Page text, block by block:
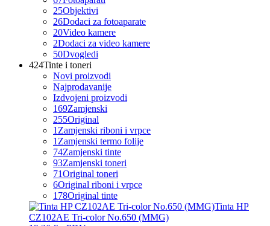
25Objektivi
26Dodaci za fotoaparate
20Video kamere
2Dodaci za video kamere
50Dvogledi
424Tinte i toneri
Novi proizvodi
Najprodavanije
Izdvojeni proizvodi
169Zamjenski
255Original
1 Zamjenski riboni i vrpce
1 Zamjenski termo folije
74Zamjenski tinte
93Zamjenski toneri
71Original toneri
6Original riboni i vrpce
178Original tinte
Tinta HP
CZ102AE Tri-color No.650 (MMG)